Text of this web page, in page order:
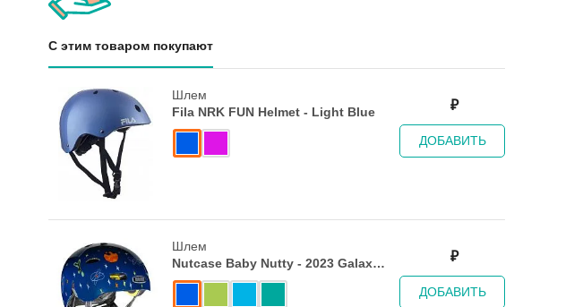
С этим товаром покупают
Шлем
Fila NRK FUN Helmet - Light Blue
₽
ДОБАВИТЬ
Шлем
Nutcase Baby Nutty - 2023 Galaxy
Guy
₽
ДОБАВИТЬ